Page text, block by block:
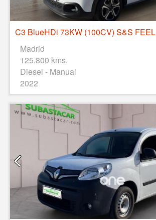
C3 BlueHDi 73KW (100CV) S&S FEEL
Madrid
125.800 kms.
Diesel - Manual
2022